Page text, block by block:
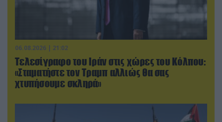
06.08.2026 | 21:02
Τελεσίγραφο του Ιράν στις χώρες του Κόλπου:
«Σταματήστε τον Τραμπ αλλιώς θα σας
χτυπήσουμε σκληρά»